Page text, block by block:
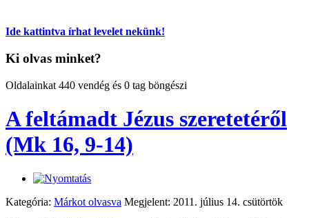
Ide kattintva írhat levelet nekünk!
Ki olvas minket?
Oldalainkat 440 vendég és 0 tag böngészi
A feltámadt Jézus szeretetéről
(Mk 16, 9-14)
Kategória: Márkot olvasva Megjelent: 2011. július 14. csütörtök